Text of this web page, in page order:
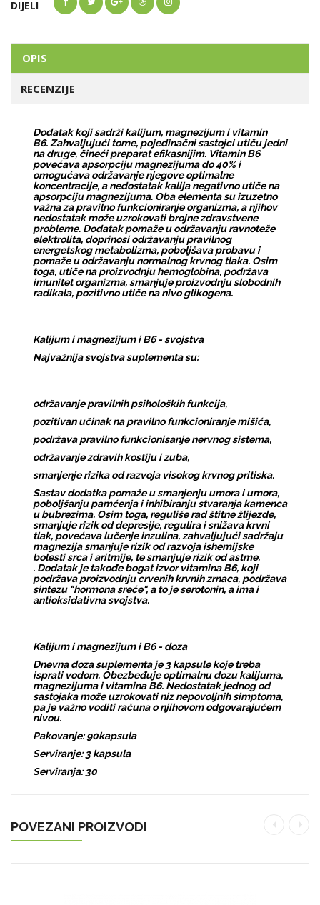
DIJELI
OPIS
RECENZIJE
Dodatak koji sadrži kalijum, magnezijum i vitamin
B6. Zahvaljujući tome, pojedinačni sastojci utiču jedni
na druge, čineći preparat efikasnijim. Vitamin B6
povećava apsorpciju magnezijuma do 40% i
omogućava održavanje njegove optimalne
koncentracije, a nedostatak kalija negativno utiče na
apsorpciju magnezijuma. Oba elementa su izuzetno
važna za pravilno funkcioniranje organizma, a njihov
nedostatak može uzrokovati brojne zdravstvene
probleme. Dodatak pomaže u održavanju ravnoteže
elektrolita, doprinosi održavanju pravilnog
energetskog metabolizma, poboljšava probavu i
pomaže u održavanju normalnog krvnog tlaka. Osim
toga, utiče na proizvodnju hemoglobina, podržava
imunitet organizma, smanjuje proizvodnju slobodnih
radikala, pozitivno utiče na nivo glikogena.
Kalijum i magnezijum i B6 - svojstva
Najvažnija svojstva suplementa su:
održavanje pravilnih psiholoških funkcija,
pozitivan učinak na pravilno funkcioniranje mišića,
podržava pravilno funkcionisanje nervnog sistema,
održavanje zdravih kostiju i zuba,
smanjenje rizika od razvoja visokog krvnog pritiska.
Sastav dodatka pomaže u smanjenju umora i umora,
poboljšanju pamćenja i inhibiranju stvaranja kamenca
u bubrezima. Osim toga, reguliše rad štitne žlijezde,
smanjuje rizik od depresije, regulira i snižava krvni
tlak, povećava lučenje inzulina, zahvaljujući sadržaju
magnezija smanjuje rizik od razvoja ishemijske
bolesti srca i aritmije, te smanjuje rizik od astme.
. Dodatak je takođe bogat izvor vitamina B6, koji
podržava proizvodnju crvenih krvnih zrnaca, podržava
sintezu "hormona sreće", a to je serotonin, a ima i
antioksidativna svojstva.
Kalijum i magnezijum i B6 - doza
Dnevna doza suplementa je 3 kapsule koje treba
isprati vodom. Obezbeđuje optimalnu dozu kalijuma,
magnezijuma i vitamina B6. Nedostatak jednog od
sastojaka može uzrokovati niz nepovoljnih simptoma,
pa je važno voditi računa o njihovom odgovarajućem
nivou.
Pakovanje: 90kapsula
Serviranje: 3 kapsula
Serviranja: 30
POVEZANI PROIZVODI